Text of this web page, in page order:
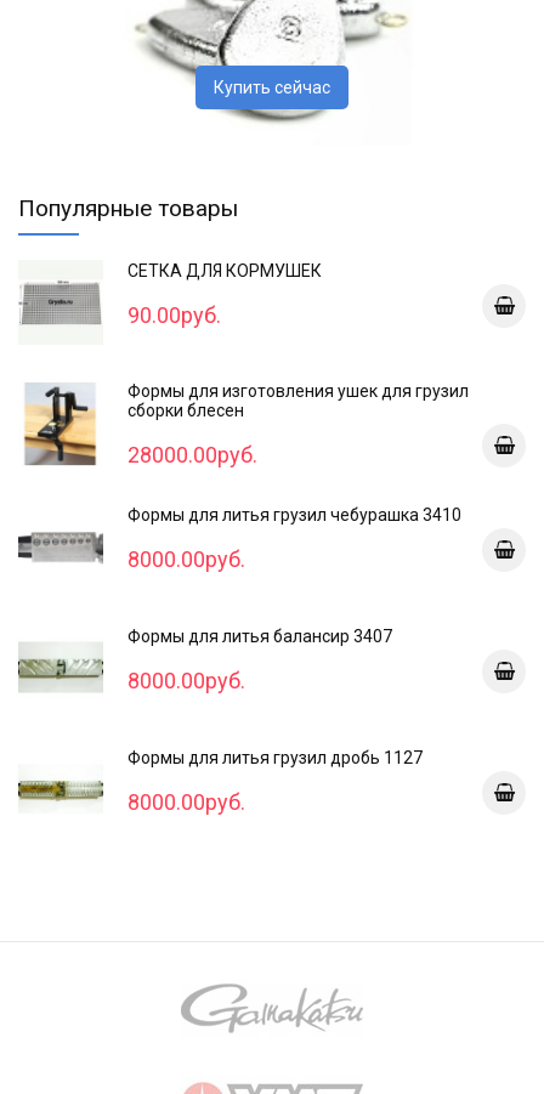
Купить сейчас
Популярные товары
СЕТКА ДЛЯ КОРМУШЕК
90.00руб.
Формы для изготовления ушек для грузил
сборки блесен
28000.00руб.
Формы для литья грузил чебурашка 3410
8000.00руб.
Формы для литья балансир 3407
8000.00руб.
Формы для литья грузил дробь 1127
8000.00руб.